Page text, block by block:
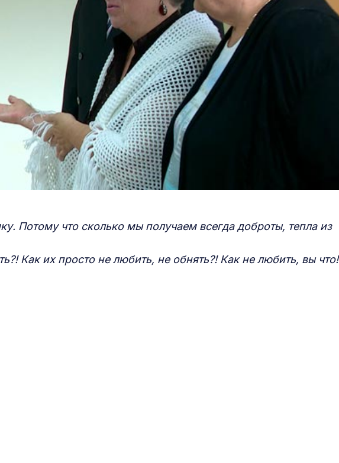
Потому что сколько мы получаем всегда доброты, тепла из
Как их просто не любить, не обнять?! Как не любить, вы что!